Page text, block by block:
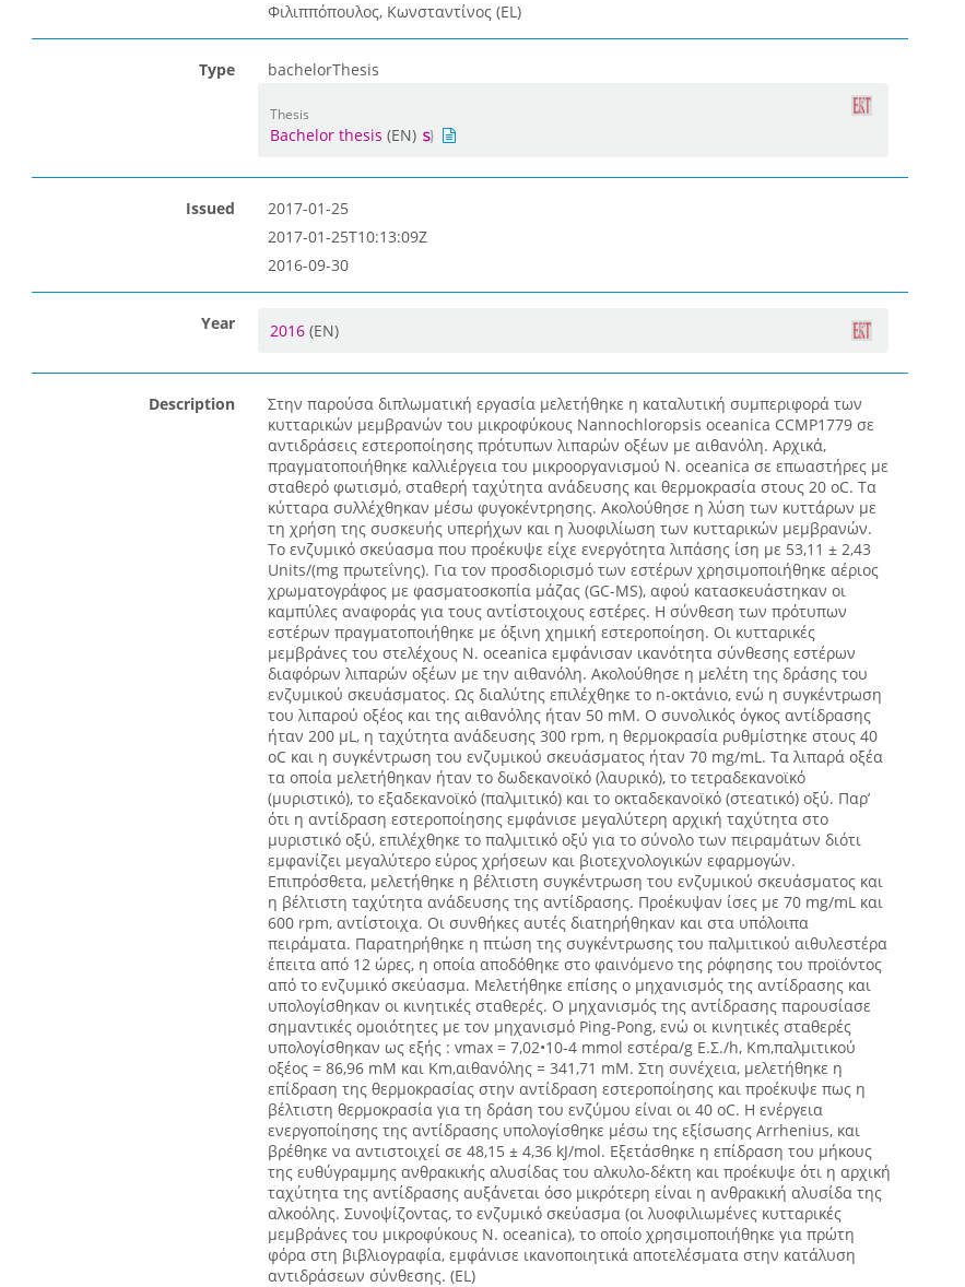
Φιλιππόπουλος, Κωνσταντίνος (EL)
Type bachelorThesis
Thesis
Bachelor thesis (EN)
Issued
2017-01-25
2017-01-25T10:13:09Z
2016-09-30
Year 2016 (EN)
Description
Στην παρούσα διπλωματική εργασία μελετήθηκε η καταλυτική συμπεριφορά των
κυτταρικών μεμβρανών του μικροφύκους Nannochloropsis oceanica CCMP1779 σε
αντιδράσεις εστεροποίησης πρότυπων λιπαρών οξέων με αιθανόλη. Αρχικά,
πραγματοποιήθηκε καλλιέργεια του μικροοργανισμού N. oceanica σε επωαστήρες με
σταθερό φωτισμό, σταθερή ταχύτητα ανάδευσης και θερμοκρασία στους 20 oC. Τα
κύτταρα συλλέχθηκαν μέσω φυγοκέντρησης. Ακολούθησε η λύση των κυττάρων με
τη χρήση της συσκευής υπερήχων και η λυοφιλίωση των κυτταρικών μεμβρανών.
Το ενζυμικό σκεύασμα που προέκυψε είχε ενεργότητα λιπάσης ίση με 53,11 ± 2,43
Units/(mg πρωτεΐνης). Για τον προσδιορισμό των εστέρων χρησιμοποιήθηκε αέριος
χρωματογράφος με φασματοσκοπία μάζας (GC-MS), αφού κατασκευάστηκαν οι
καμπύλες αναφοράς για τους αντίστοιχους εστέρες. H σύνθεση των πρότυπων
εστέρων πραγματοποιήθηκε με όξινη χημική εστεροποίηση. Οι κυτταρικές
μεμβράνες του στελέχους N. oceanica εμφάνισαν ικανότητα σύνθεσης εστέρων
διαφόρων λιπαρών οξέων με την αιθανόλη. Ακολούθησε η μελέτη της δράσης του
ενζυμικού σκευάσματος. Ως διαλύτης επιλέχθηκε το n-οκτάνιο, ενώ η συγκέντρωση
του λιπαρού οξέος και της αιθανόλης ήταν 50 mM. Ο συνολικός όγκος αντίδρασης
ήταν 200 μL, η ταχύτητα ανάδευσης 300 rpm, η θερμοκρασία ρυθμίστηκε στους 40
oC και η συγκέντρωση του ενζυμικού σκευάσματος ήταν 70 mg/mL. Τα λιπαρά οξέα
τα οποία μελετήθηκαν ήταν το δωδεκανοϊκό (λαυρικό), το τετραδεκανοϊκό
(μυριστικό), το εξαδεκανοϊκό (παλμιτικό) και το οκταδεκανοϊκό (στεατικό) οξύ. Παρ’
ότι η αντίδραση εστεροποίησης εμφάνισε μεγαλύτερη αρχική ταχύτητα στο
μυριστικό οξύ, επιλέχθηκε το παλμιτικό οξύ για το σύνολο των πειραμάτων διότι
εμφανίζει μεγαλύτερο εύρος χρήσεων και βιοτεχνολογικών εφαρμογών.
Επιπρόσθετα, μελετήθηκε η βέλτιστη συγκέντρωση του ενζυμικού σκευάσματος και
η βέλτιστη ταχύτητα ανάδευσης της αντίδρασης. Προέκυψαν ίσες με 70 mg/mL και
600 rpm, αντίστοιχα. Οι συνθήκες αυτές διατηρήθηκαν και στα υπόλοιπα
πειράματα. Παρατηρήθηκε η πτώση της συγκέντρωσης του παλμιτικού αιθυλεστέρα
έπειτα από 12 ώρες, η οποία αποδόθηκε στο φαινόμενο της ρόφησης του προϊόντος
από το ενζυμικό σκεύασμα. Μελετήθηκε επίσης ο μηχανισμός της αντίδρασης και
υπολογίσθηκαν οι κινητικές σταθερές. Ο μηχανισμός της αντίδρασης παρουσίασε
σημαντικές ομοιότητες με τον μηχανισμό Ping-Pong, ενώ οι κινητικές σταθερές
υπολογίσθηκαν ως εξής : vmax = 7,02•10-4 mmol εστέρα/g Ε.Σ./h, Κm,παλμιτικού
οξέος = 86,96 mM και Κm,αιθανόλης = 341,71 mM. Στη συνέχεια, μελετήθηκε η
επίδραση της θερμοκρασίας στην αντίδραση εστεροποίησης και προέκυψε πως η
βέλτιστη θερμοκρασία για τη δράση του ενζύμου είναι οι 40 oC. Η ενέργεια
ενεργοποίησης της αντίδρασης υπολογίσθηκε μέσω της εξίσωσης Arrhenius, και
βρέθηκε να αντιστοιχεί σε 48,15 ± 4,36 kJ/mol. Εξετάσθηκε η επίδραση του μήκους
της ευθύγραμμης ανθρακικής αλυσίδας του αλκυλο-δέκτη και προέκυψε ότι η αρχική
ταχύτητα της αντίδρασης αυξάνεται όσο μικρότερη είναι η ανθρακική αλυσίδα της
αλκοόλης. Συνοψίζοντας, το ενζυμικό σκεύασμα (οι λυοφιλιωμένες κυτταρικές
μεμβράνες του μικροφύκους N. oceanica), το οποίο χρησιμοποιήθηκε για πρώτη
φόρα στη βιβλιογραφία, εμφάνισε ικανοποιητικά αποτελέσματα στην κατάλυση
αντιδράσεων σύνθεσης. (EL)